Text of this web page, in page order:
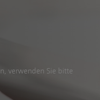
verwenden Sie bitte